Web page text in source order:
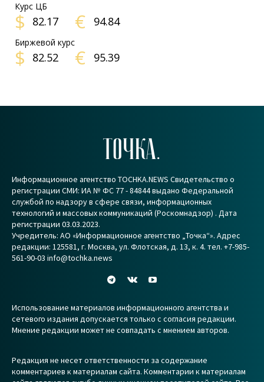
Курс ЦБ
$ 82.17 € 94.84
Биржевой курс
$ 82.52 € 95.39
ТОЧКА.
Информационное агентство TOCHKA.NEWS Свидетельство о
регистрации СМИ: ИА № ФС 77 - 84844 выдано Федеральной
службой по надзору в сфере связи, информационных
технологий и массовых коммуникаций (Роскомнадзор) . Дата
регистрации 03.03.2023.
Учредитель: АО «Информационное агентство „Точка“». Адрес
редакции: 125581, г. Москва, ул. Флотская, д. 13, к. 4. тел. +7-985-
561-90-03 info@tochka.news
Использование материалов информационного агентства и
сетевого издания допускается только с согласия редакции.
Мнение редакции может не совпадать с мнением авторов.
Редакция не несет ответственности за содержание
комментариев к материалам сайта. Комментарии к материалам